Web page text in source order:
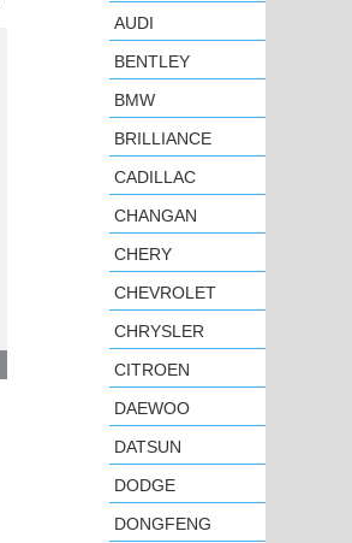
AUDI
BENTLEY
BMW
BRILLIANCE
CADILLAC
CHANGAN
CHERY
CHEVROLET
CHRYSLER
CITROEN
DAEWOO
DATSUN
DODGE
DONGFENG